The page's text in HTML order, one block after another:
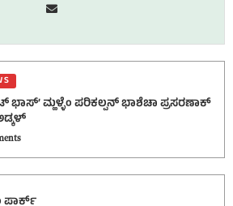
ಭಾಸ್’ ಮ್ಹಳ್ಳೆಂ ಪರಿಕಲ್ಪನ್ ಭಾಶೆಚಾ ಪ್ರಸರಣಾಕ್